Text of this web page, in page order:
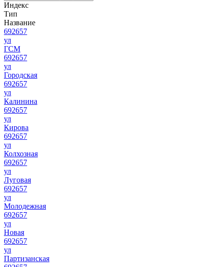
Индекс
Тип
Название
692657
ул
ГСМ
692657
ул
Городская
692657
ул
Калинина
692657
ул
Кирова
692657
ул
Колхозная
692657
ул
Луговая
692657
ул
Молодежная
692657
ул
Новая
692657
ул
Партизанская